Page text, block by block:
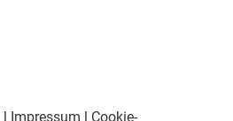
Impressum
Cookie-